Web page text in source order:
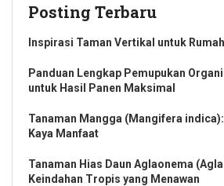
Posting Terbaru
Inspirasi Taman Vertikal untuk
Panduan Lengkap Pemupukan
untuk Hasil Panen Maksimal
Tanaman Mangga (Mangifera
Kaya Manfaat
Tanaman Hias Daun Aglaonema
Keindahan Tropis yang Menawan